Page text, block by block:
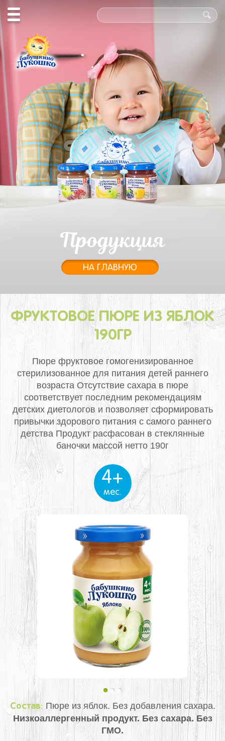
Польза
в каждой
ложке!
Продукция
НА ГЛАВНУЮ
ФРУКТОВОЕ ПЮРЕ ИЗ ЯБЛОК
190ГР
Пюре фруктовое гомогенизированное
стерилизованное для питания детей раннего
возраста Отсутствие сахара в пюре
соответствует последним рекомендациям
детских диетологов и позволяет сформировать
привычки здорового питания с самого раннего
детства Продукт расфасован в стеклянные
баночки массой нетто 190г
4+
мес.
Состав: Пюре из яблок. Без добавления сахара.
Низкоаллергенный продукт. Без сахара. Без
ГМО.